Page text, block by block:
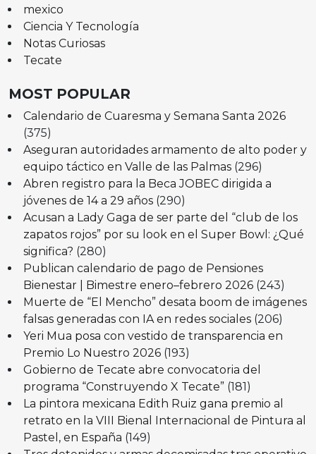
mexico
Ciencia Y Tecnología
Notas Curiosas
Tecate
MOST POPULAR
Calendario de Cuaresma y Semana Santa 2026
(375)
Aseguran autoridades armamento de alto poder y
equipo táctico en Valle de las Palmas (296)
Abren registro para la Beca JOBEC dirigida a
jóvenes de 14 a 29 años (290)
Acusan a Lady Gaga de ser parte del “club de los
zapatos rojos” por su look en el Super Bowl: ¿Qué
significa? (280)
Publican calendario de pago de Pensiones
Bienestar | Bimestre enero–febrero 2026 (243)
Muerte de “El Mencho” desata boom de imágenes
falsas generadas con IA en redes sociales (206)
Yeri Mua posa con vestido de transparencia en
Premio Lo Nuestro 2026 (193)
Gobierno de Tecate abre convocatoria del
programa “Construyendo X Tecate” (181)
La pintora mexicana Edith Ruiz gana premio al
retrato en la VIII Bienal Internacional de Pintura al
Pastel, en España (149)